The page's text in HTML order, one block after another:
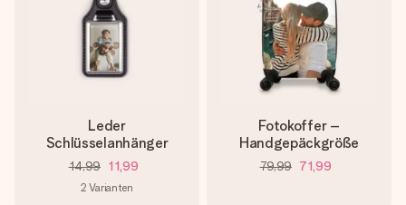
Leder
Schlüsselanhänger
14,99 11,99
2 Varianten
Fotokoffer –
Handgepäckgröße
79,99 71,99